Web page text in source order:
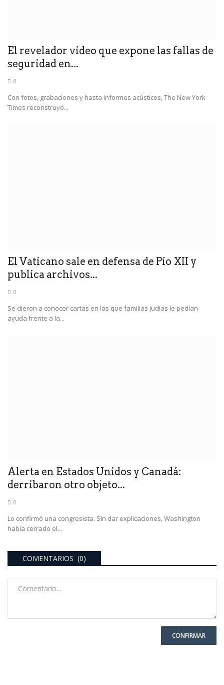
El revelador video que expone las fallas de
seguridad en...
0
Con fotos, grabaciones y hasta informes acústicos, The New York
Times reconstruyó...
El Vaticano sale en defensa de Pío XII y
publica archivos...
0
Se dieron a conocer cartas en las que familias judías le pedían
ayuda frente a la...
Alerta en Estados Unidos y Canadá:
derribaron otro objeto...
0
Lo confirmó una congresista. Sin dar explicaciones, Washington
había cerrado el...
COMENTARIOS (0)
CONFIRMAR